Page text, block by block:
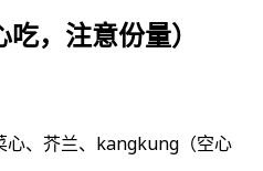
，注意份量）
心、芥兰、kangkung（空心